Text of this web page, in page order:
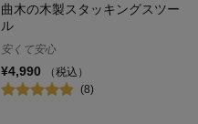
曲木の木製スタッキングスツー
ル
安くて安心
¥4,990
（税込）
(8)